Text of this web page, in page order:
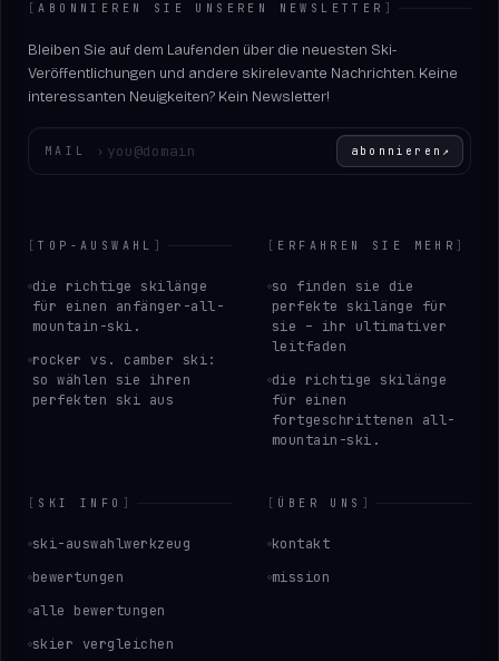
[ABONNIEREN SIE UNSEREN NEWSLETTER
Bleiben Sie auf dem Laufenden über die neuesten Ski-
Veröffentlichungen und andere skirelevante Nachrichten. Keine
interessanten Neuigkeiten? Kein Newsletter!
MAIL › abonnieren ↗
[TOP-AUSWAHL
die richtige skilänge
für einen anfänger-all-
mountain-ski.
rocker vs. camber ski:
so wählen sie ihren
perfekten ski aus
ERFAHREN SIE MEHR
so finden sie die
perfekte skilänge für
sie – ihr ultimativer
leitfaden
die richtige skilänge
für einen
fortgeschrittenen all-
mountain-ski.
SKI INFO
ski-auswahlwerkzeug
bewertungen
alle bewertungen
skier vergleichen
ÜBER UNS
kontakt
mission